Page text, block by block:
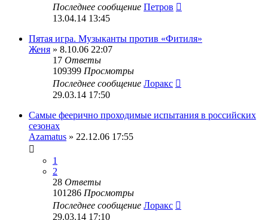
Последнее сообщение Петров
13.04.14 13:45
Пятая игра. Музыканты против «Фитиля»
Женя » 8.10.06 22:07
17 Ответы
109399 Просмотры
Последнее сообщение Лоракс
29.03.14 17:50
Самые феерично проходимые испытания в российских
сезонах
Azamatus » 22.12.06 17:55
1
2
28 Ответы
101286 Просмотры
Последнее сообщение Лоракс
29.03.14 17:10